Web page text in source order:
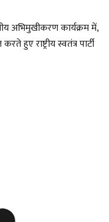
अभिमुखीकरण कार्यक्रम में,
हुए राष्ट्रीय स्वतंत्र पार्टी